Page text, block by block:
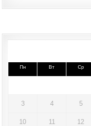
Пн Вт Ср
3 4 5
10 11 12